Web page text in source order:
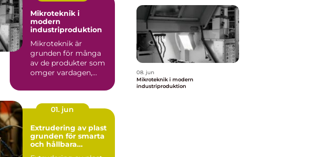
Mikroteknik i
modern
industriproduktion
Mikroteknik är
grunden för många
av de produkter som
omger vardagen,
01. jun
Extrudering av plast
grunden för smarta
och hållbara
08. jun
Mikroteknik i modern
industriproduktion